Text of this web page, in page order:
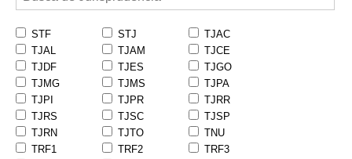
STF STJ
TJAC
TJAL
TJAM
TJCE
TJDF
TJES
TJGO
TJMG
TJMS
TJPA
TJPI
TJPR
TJRR
TJRS
TJSC
TJSP
TJRN
TJTO
TNU
TRF1
TRF2
TRF3